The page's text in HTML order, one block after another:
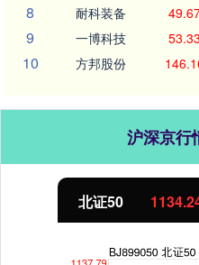
8 耐科装备
9 一博科技 53.33
10 方邦股份
沪深京行
北证50